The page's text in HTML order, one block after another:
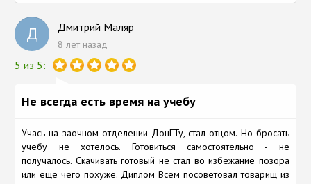
Д Дмитрий Маляр
8 лет назад
5 из 5:
Не всегда есть время на учебу
Учась на заочном отделении ДонГТу, стал отцом. Но бросать
учебу не хотелось. Готовиться самостоятельно - не
получалось. Скачивать готовый не стал во избежание позора
или еще чего похуже. Диплом Всем посоветовал товарищ из